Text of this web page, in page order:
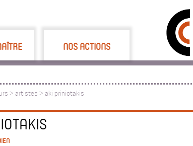
NOS ACTIONS
> artistes > aki priniotakis